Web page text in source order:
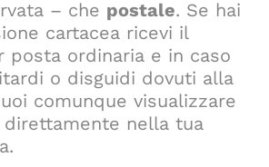
– che postale. Se hai
cartacea ricevi il
posta ordinaria e in caso
o disguidi dovuti alla
comunque visualizzare
nella tua